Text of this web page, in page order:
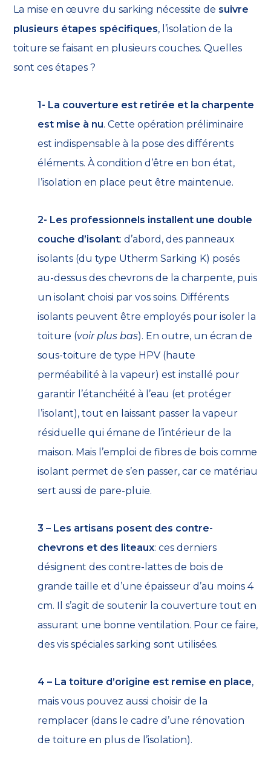
La mise en œuvre du sarking nécessite de suivre
plusieurs étapes spécifiques, l’isolation de la
toiture se faisant en plusieurs couches. Quelles
sont ces étapes ?
1- La couverture est retirée et la charpente
est mise à nu. Cette opération préliminaire
est indispensable à la pose des différents
éléments. À condition d’être en bon état,
l’isolation en place peut être maintenue.
2- Les professionnels installent une double
couche d’isolant: d’abord, des panneaux
isolants (du type Utherm Sarking K) posés
au-dessus des chevrons de la charpente, puis
un isolant choisi par vos soins. Différents
isolants peuvent être employés pour isoler la
toiture (voir plus bas). En outre, un écran de
sous-toiture de type HPV (haute
perméabilité à la vapeur) est installé pour
garantir l’étanchéité à l’eau (et protéger
l’isolant), tout en laissant passer la vapeur
résiduelle qui émane de l’intérieur de la
maison. Mais l’emploi de fibres de bois comme
isolant permet de s’en passer, car ce matériau
sert aussi de pare-pluie.
3 – Les artisans posent des contre-
chevrons et des liteaux: ces derniers
désignent des contre-lattes de bois de
grande taille et d’une épaisseur d’au moins 4
cm. Il s’agit de soutenir la couverture tout en
assurant une bonne ventilation. Pour ce faire,
des vis spéciales sarking sont utilisées.
4 – La toiture d’origine est remise en place,
mais vous pouvez aussi choisir de la
remplacer (dans le cadre d’une rénovation
de toiture en plus de l’isolation).